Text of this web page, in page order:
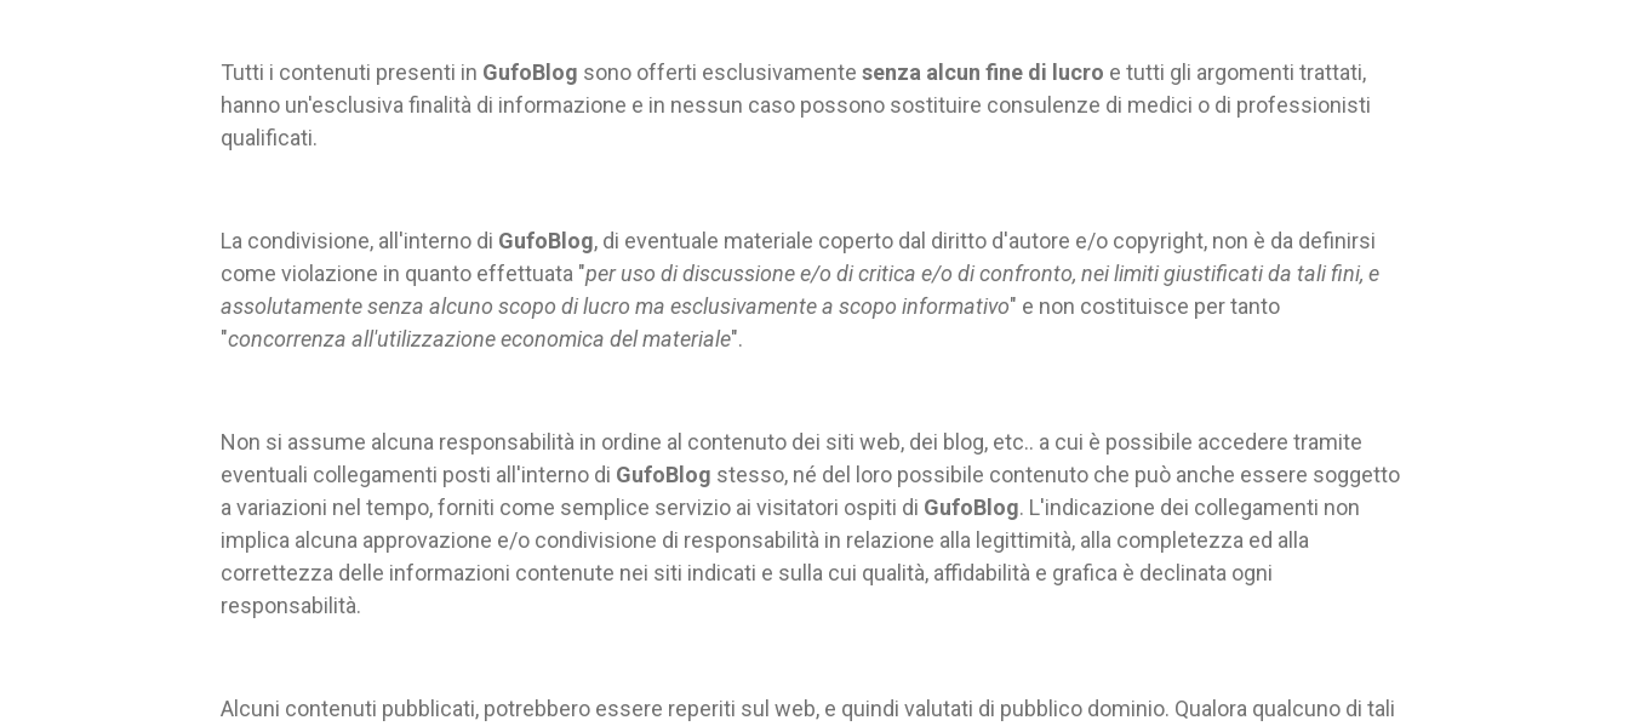
Tutti i contenuti presenti in GufoBlog sono offerti esclusivamente senza alcun fine di lucro e tutti gli argomenti trattati,
hanno un'esclusiva finalità di informazione e in nessun caso possono sostituire consulenze di medici o di professionisti
qualificati.
La condivisione, all'interno di GufoBlog, di eventuale materiale coperto dal diritto d'autore e/o copyright, non è da definirsi
come violazione in quanto effettuata "per uso di discussione e/o di critica e/o di confronto, nei limiti giustificati da tali fini, e
assolutamente senza alcuno scopo di lucro ma esclusivamente a scopo informativo" e non costituisce per tanto
"concorrenza all'utilizzazione economica del materiale".
Non si assume alcuna responsabilità in ordine al contenuto dei siti web, dei blog, etc.. a cui è possibile accedere tramite
eventuali collegamenti posti all'interno di GufoBlog stesso, né del loro possibile contenuto che può anche essere soggetto
a variazioni nel tempo, forniti come semplice servizio ai visitatori ospiti di GufoBlog. L'indicazione dei collegamenti non
implica alcuna approvazione e/o condivisione di responsabilità in relazione alla legittimità, alla completezza ed alla
correttezza delle informazioni contenute nei siti indicati e sulla cui qualità, affidabilità e grafica è declinata ogni
responsabilità.
Alcuni contenuti pubblicati, potrebbero essere reperiti sul web, e quindi valutati di pubblico dominio. Qualora qualcuno di tali